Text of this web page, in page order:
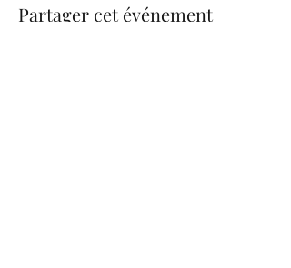
Partager cet événement